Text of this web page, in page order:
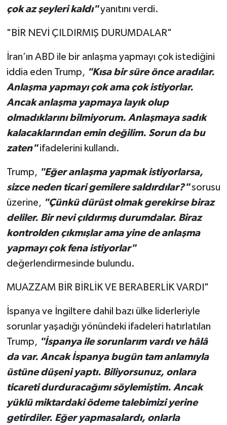
çok az şeyleri kaldı"yanıtını verdi.
"BİR NEVİ ÇILDIRMIŞ DURUMDALAR"
İran’ın ABD ile bir anlaşma yapmayı çok istediğini
iddia eden Trump, "Kısa bir süre önce aradılar.
Anlaşma yapmayı çok ama çok istiyorlar.
Ancak anlaşma yapmaya layık olup
olmadıklarını bilmiyorum. Anlaşmaya sadık
kalacaklarından emin değilim. Sorun da bu
zaten"ifadelerini kullandı.
Trump, "Eğer anlaşma yapmak istiyorlarsa,
sizce neden ticari gemilere saldırdılar?"sorusu
üzerine, "Çünkü dürüst olmak gerekirse biraz
deliler. Bir nevi çıldırmış durumdalar. Biraz
kontrolden çıkmışlar ama yine de anlaşma
yapmayı çok fena istiyorlar"
değerlendirmesinde bulundu.
MUAZZAM BİR BİRLİK VE BERABERLİK VARDI"
İspanya ve İngiltere dahil bazı ülke liderleriyle
sorunlar yaşadığı yönündeki ifadeleri hatırlatılan
Trump, "İspanya ile sorunlarım vardı ve hâlâ
da var. Ancak İspanya bugün tam anlamıyla
üstüne düşeni yaptı. Biliyorsunuz, onlara
ticareti durduracağımı söylemiştim. Ancak
yüklü miktardaki ödeme talebimizi yerine
getirdiler. Eğer yapmasalardı, onlarla